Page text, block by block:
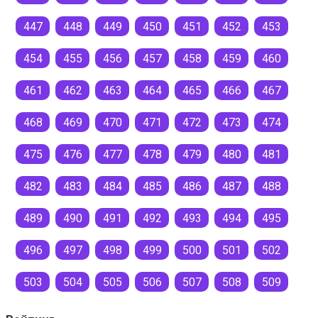
447 448 449 450 451 452 453
454 455 456 457 458 459 460
461 462 463 464 465 466 467
468 469 470 471 472 473 474
475 476 477 478 479 480 481
482 483 484 485 486 487 488
489 490 491 492 493 494 495
496 497 498 499 500 501 502
503 504 505 506 507 508 509